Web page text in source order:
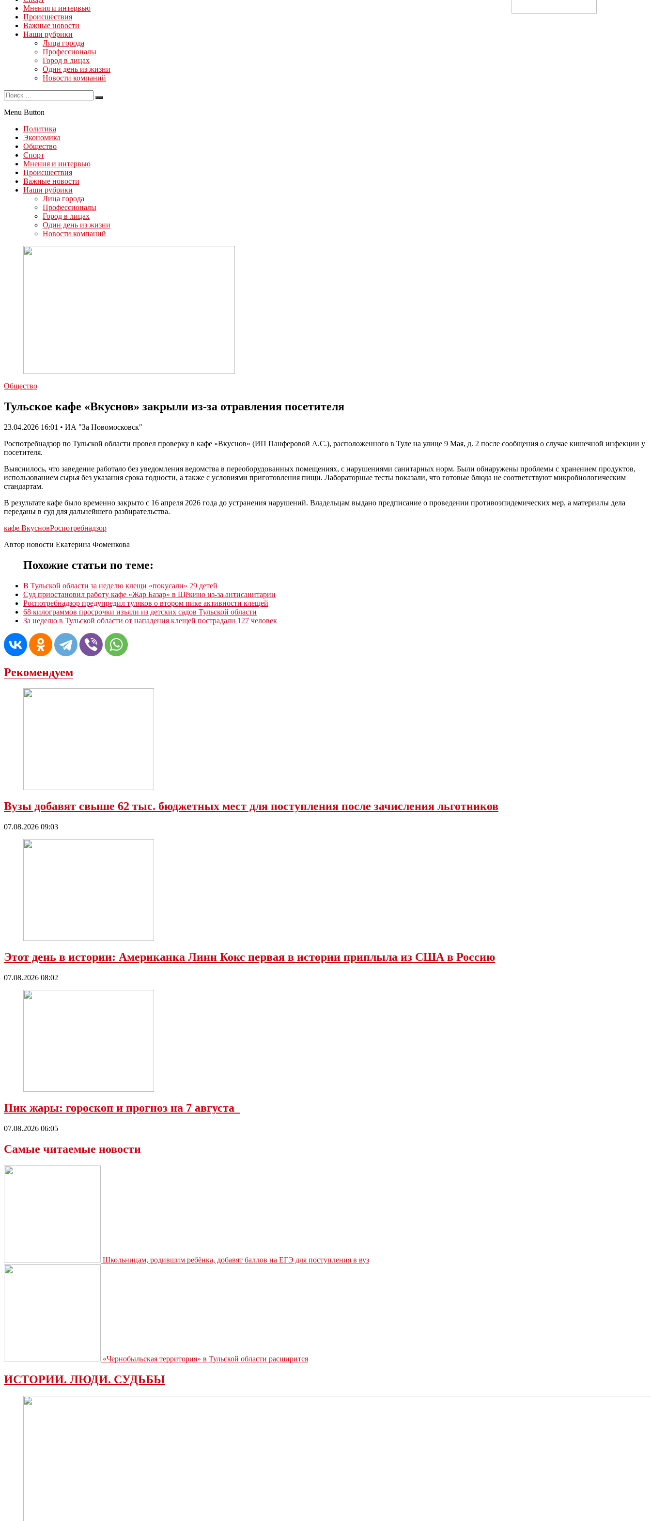
Мнения и интервью
Происшествия
Важные новости
Наши рубрики
Лица города
Профессионалы
Город в лицах
Один день из жизни
Новости компаний
Menu Button
Политика
Экономика
Общество
Спорт
Мнения и интервью
Происшествия
Важные новости
Наши рубрики
Лица города
Профессионалы
Город в лицах
Один день из жизни
Новости компаний
Общество
Тульское кафе «Вкуснов» закрыли из-за отравления посетителя
23.04.2026 16:01 • ИА "За Новомосковск"
Роспотребнадзор по Тульской области провел проверку в кафе «Вкуснов» (ИП Панферовой А.С.), расположенного в Туле на улице 9 Мая, д. 2 после сообщения о случае кишечной инфекции у
посетителя.
Выяснилось, что заведение работало без уведомления ведомства в переоборудованных помещениях, с нарушениями санитарных норм. Были обнаружены проблемы с хранением продуктов,
использованием сырья без указания срока годности, а также с условиями приготовления пищи. Лабораторные тесты показали, что готовые блюда не соответствуют микробиологическим
стандартам.
В результате кафе было временно закрыто с 16 апреля 2026 года до устранения нарушений. Владельцам выдано предписание о проведении противоэпидемических мер, а материалы дела
переданы в суд для дальнейшего разбирательства.
кафе ВкусновРоспотребнадзор
Автор новости Екатерина Фоменкова
Похожие статьи по теме:
В Тульской области за неделю клещи «покусали» 29 детей
Суд приостановил работу кафе «Жар Базар» в Щёкино из-за антисанитарии
Роспотребнадзор предупредил туляков о втором пике активности клещей
68 килограммов просрочки изъяли из детских садов Тульской области
За неделю в Тульской области от нападения клещей пострадали 127 человек
Рекомендуем
Вузы добавят свыше 62 тыс. бюджетных мест для поступления после зачисления льготников
07.08.2026 09:03
Этот день в истории: Американка Линн Кокс первая в истории приплыла из США в Россию
07.08.2026 08:02
Пик жары: гороскоп и прогноз на 7 августа
07.08.2026 06:05
Самые читаемые новости
Школьницам, родившим ребёнка, добавят баллов на ЕГЭ для поступления в вуз
«Чернобыльская территория» в Тульской области расширится
ИСТОРИИ. ЛЮДИ. СУДЬБЫ